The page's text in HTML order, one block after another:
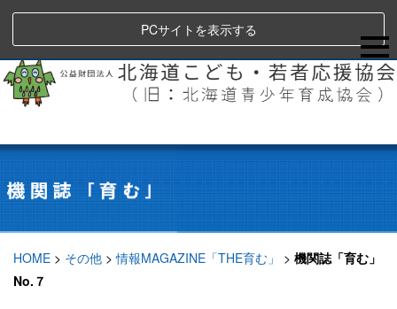
PCサイトを表示する
HOME > その他 >情報MAGAZINE「THE育む」 > 機関誌「育む」
No.７